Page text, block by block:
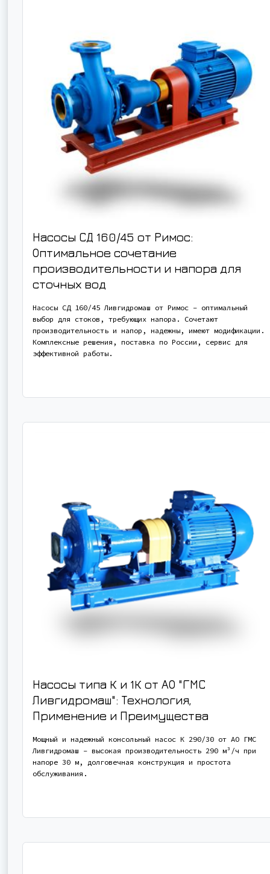
Насосы СД 160/45 от Римос:
Оптимальное сочетание
производительности и напора для
сточных вод
Насосы СД 160/45 Ливгидромаш от Римос – оптимальный
выбор для стоков, требующих напора. Сочетают
производительность и напор, надежны, имеют модификации.
Комплексные решения, поставка по России, сервис для
эффективной работы.
Насосы типа К и 1К от АО "ГМС
Ливгидромаш": Технология,
Применение и Преимущества
Мощный и надежный консольный насос К 290/30 от АО ГМС
Ливгидромаш - высокая производительность 290 м³/ч при
напоре 30 м, долговечная конструкция и простота
обслуживания.